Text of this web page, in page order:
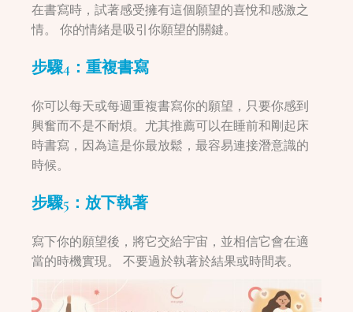
在書寫時，試著感受擁有這個願望的喜悅和感激之
情。 你的情緒是吸引你願望的關鍵。
步驟4：重複書寫
你可以每天或每週重複書寫你的願望，只要你感到
興奮而不是不耐煩。尤其推薦可以在睡前和剛起床
時書寫，因為這是你最放鬆，最容易連接潛意識的
時候。
步驟5：放下執著
寫下你的願望後，將它交給宇宙，並相信它會在適
當的時機實現。 不要過於執著於結果或時間表。